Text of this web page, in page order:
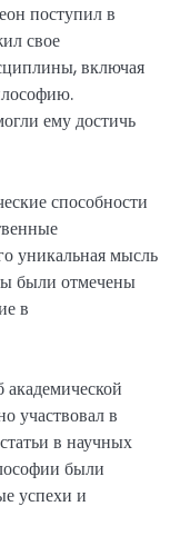
поступил в
свое
включая
ему достичь
способности
уникальная мысль
были отмечены
в
участвовал в
в научных
были
успехи и